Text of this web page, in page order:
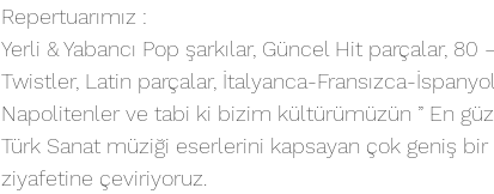
Repertuarımız :
Yerli & Yabancı Pop şarkılar, Güncel Hit parçalar,
Twistler, Latin parçalar, İtalyanca-Fransızca-
Napolitenler ve tabi ki bizim kültürümüzün ” En
Türk Sanat müziği eserlerini kapsayan çok geniş
ziyafetine çeviriyoruz.